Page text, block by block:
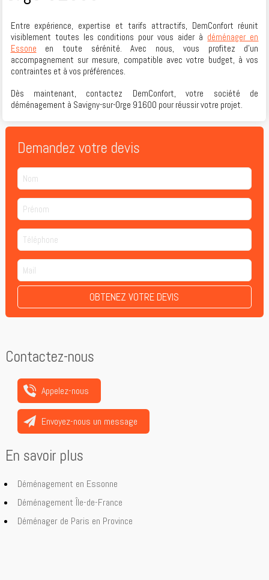
Entre expérience, expertise et tarifs attractifs, DemConfort réunit
visiblement toutes les conditions pour vous aider à déménager en
Essone en toute sérénité. Avec nous, vous profitez d’un
accompagnement sur mesure, compatible avec votre budget, à vos
contraintes et à vos préférences.
Dès maintenant, contactez DemConfort, votre société de
déménagement à Savigny-sur-Orge 91600 pour réussir votre projet.
Demandez votre devis
OBTENEZ VOTRE DEVIS
Contactez-nous
Appelez-nous
Envoyez-nous un message
En savoir plus
Déménagement en Essonne
Déménagement Île-de-France
Déménager de Paris en Province